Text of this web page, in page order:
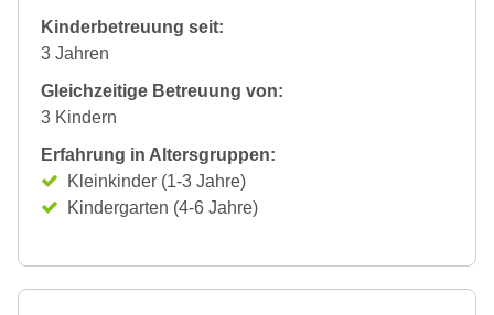
Kinderbetreuung seit:
3 Jahren
Gleichzeitige Betreuung von:
3 Kindern
Erfahrung in Altersgruppen:
Kleinkinder (1-3 Jahre)
Kindergarten (4-6 Jahre)